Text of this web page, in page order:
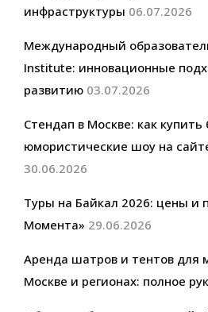
инфраструктуры 06.07.2026
Международный
Institute: инновационные
развитию 03.07.2026
Стендап в Москве: как
юмористические шоу на
30.06.2026
Туры на Байкал 2026: цены и
Момента» 29.06.2026
Аренда шатров и тентов для
Москве и регионах: полное